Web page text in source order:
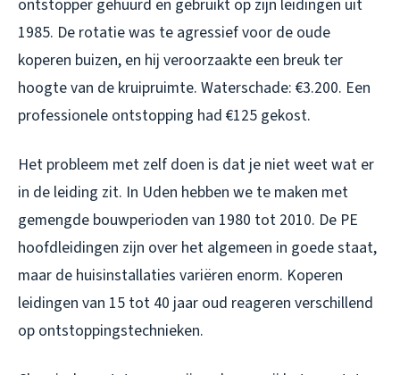
ontstopper gehuurd en gebruikt op zijn leidingen uit
1985. De rotatie was te agressief voor de oude
koperen buizen, en hij veroorzaakte een breuk ter
hoogte van de kruipruimte. Waterschade: €3.200. Een
professionele ontstopping had €125 gekost.
Het probleem met zelf doen is dat je niet weet wat er
in de leiding zit. In Uden hebben we te maken met
gemengde bouwperioden van 1980 tot 2010. De PE
hoofdleidingen zijn over het algemeen in goede staat,
maar de huisinstallaties variëren enorm. Koperen
leidingen van 15 tot 40 jaar oud reageren verschillend
op ontstoppingstechnieken.